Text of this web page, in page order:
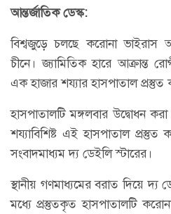
আন্তর্জাতিক ডেস্ক:
বিশ্বজুড়ে চলছে করোনা ভাইরাস
চীনে। জ‍্যামিতিক হারে আক্রান্ত
এক হাজার শয‍্যার হাসপাতাল
হাসপাতালটি মঙ্গলবার উদ্বোধন
শয্যাবিশিষ্ট এই হাসপাতাল প্রস্তুত
সংবাদমাধ্যম দ্য ডেইলি স্টারের।
স্থানীয় গণমাধ্যমের বরাত দিয়ে দ্য
মধ্যে প্রস্তুতকৃত হাসপাতালটি